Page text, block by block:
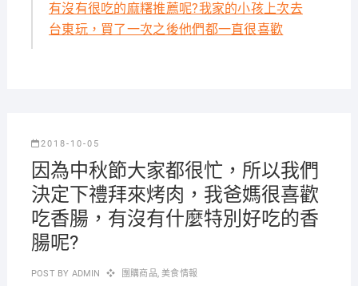
有沒有很吃的麻糬推薦呢?我家的小孩上次去
台東玩，買了一次之後他們都一直很喜歡
2018-10-05
因為中秋節大家都很忙，所以我們
決定下禮拜來烤肉，我爸媽很喜歡
吃香腸，有沒有什麼特別好吃的香
腸呢?
POST BY ADMIN 團購商品,美食情報